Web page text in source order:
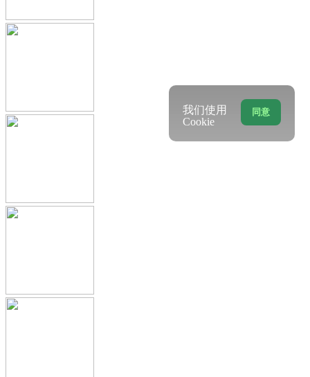
同意
我们使用
Cookie